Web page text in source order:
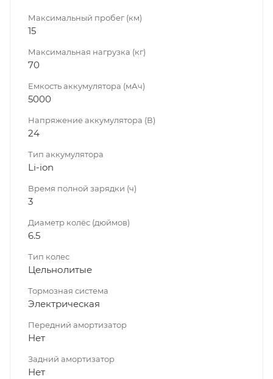
Максимальный пробег (км)
15
Максимальная нагрузка (кг)
70
Емкость аккумулятора (мАч)
5000
Напряжение аккумулятора (В)
24
Тип аккумулятора
Li-ion
Время полной зарядки (ч)
3
Диаметр колёс (дюймов)
6.5
Тип колес
Цельнолитые
Тормозная система
Электрическая
Передний амортизатор
Нет
Задний амортизатор
Нет